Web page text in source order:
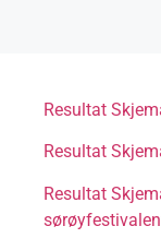
Resultat
Resultat
Resultat